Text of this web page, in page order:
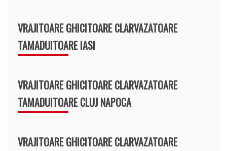
VRAJITOARE GHICITOARE CLARVAZATOARE
TAMADUITOARE IASI
VRAJITOARE GHICITOARE CLARVAZATOARE
TAMADUITOARE CLUJ NAPOCA
VRAJITOARE GHICITOARE CLARVAZATOARE